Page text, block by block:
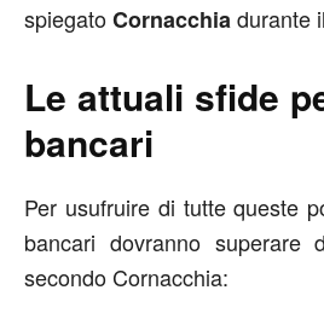
spiegatoCornacchiadurante
Le attuali sfide
bancari
Per usufruire di tutte queste
bancari dovranno superare
secondo Cornacchia: